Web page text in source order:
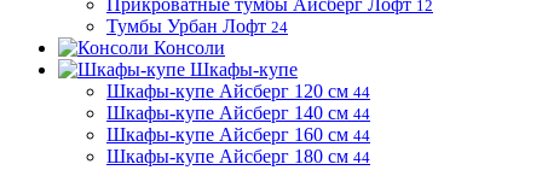
12
Тумбы Урбан Лофт 24
Консоли
Шкафы-купе
Шкафы-купе Айсберг 120 см 44
Шкафы-купе Айсберг 140 см 44
Шкафы-купе Айсберг 160 см 44
Шкафы-купе Айсберг 180 см 44